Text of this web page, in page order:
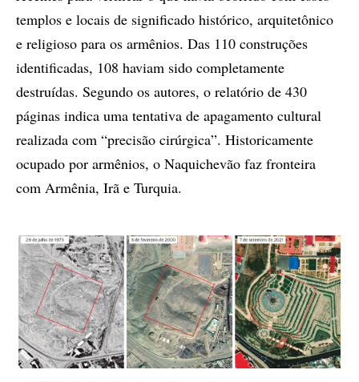
templos e locais de significado histórico, arquitetônico
e religioso para os armênios. Das 110 construções
identificadas, 108 haviam sido completamente
destruídas. Segundo os autores, o relatório de 430
páginas indica uma tentativa de apagamento cultural
realizada com “precisão cirúrgica”. Historicamente
ocupado por armênios, o Naquichevão faz fronteira
com Armênia, Irã e Turquia.